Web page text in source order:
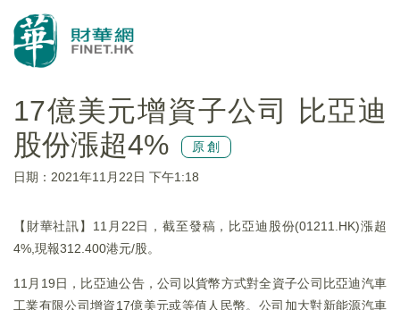
17億美元增資子公司 比亞迪
股份漲超4%
原創
日期：2021年11月22日 下午1:18
【財華社訊】11月22日，截至發稿，比亞迪股份(01211.HK)漲超
4%,現報312.400港元/股。
11月19日，比亞迪公告，公司以貨幣方式對全資子公司比亞迪汽車
工業有限公司增資17億美元或等值人民幣。公司加大對新能源汽車